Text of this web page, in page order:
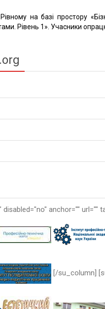
на базі простору
Рівень 1». Учасники
anchor=""
[/su_column]